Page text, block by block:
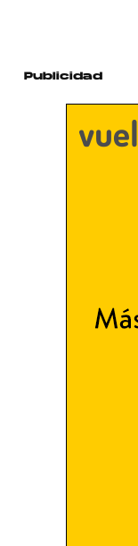
Publicidad